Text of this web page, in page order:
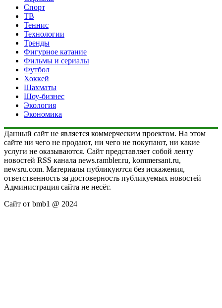
Спорт
ТВ
Теннис
Технологии
Тренды
Фигурное катание
Фильмы и сериалы
Футбол
Хоккей
Шахматы
Шоу-бизнес
Экология
Экономика
Данный сайт не является коммерческим проектом. На этом
сайте ни чего не продают, ни чего не покупают, ни какие
услуги не оказываются. Сайт представляет собой ленту
новостей RSS канала news.rambler.ru, kommersant.ru,
newsru.com. Материалы публикуются без искажения,
ответственность за достоверность публикуемых новостей
Администрация сайта не несёт.
Сайт от bmb1 @ 2024